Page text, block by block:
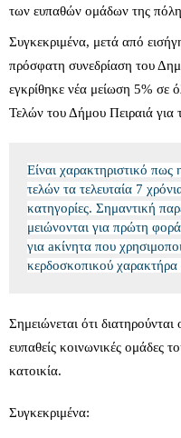
των ευπαθών ομάδων της
Συγκεκριμένα, μετά από
πρόσφατη συνεδρίαση του
εγκρίθηκε νέα μείωση 5% σε
Τελών του Δήμου Πειραιά για
Είναι χαρακτηριστικό
τελών τα τελευταία 7
κατηγορίες. Σημαντική
μειώνονται για πρώτη
για aκίνητα που
κερδοσκοπικού χαρακτήρα
Σημειώνεται ότι διατηρούνται
ευπαθείς κοινωνικές ομάδες
κατοικία.
Συγκεκριμένα: